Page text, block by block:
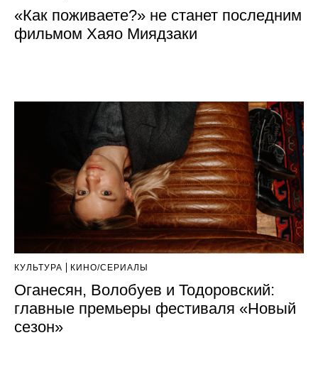
«Как поживаете?» не станет последним
фильмом Хаяо Миядзаки
КУЛЬТУРА КИНО/СЕРИАЛЫ
Оганесян, Волобуев и Тодоровский:
главные премьеры фестиваля «Новый
сезон»